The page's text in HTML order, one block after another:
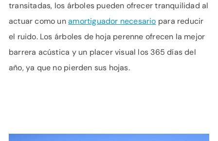
transitadas, los árboles pueden ofrecer tranquilidad al
actuar como unamortiguador necesario para reducir
el ruido. Los árboles de hoja perenne ofrecen la mejor
barrera acústica y un placer visual los 365 días del
año, ya que no pierden sus hojas.